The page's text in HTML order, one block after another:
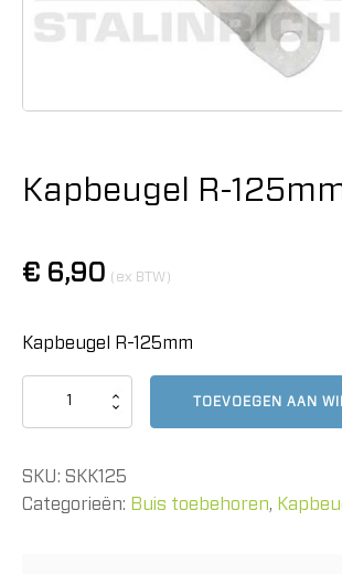
Kapbeugel R-
€ 6,90 (ex BTW)
Kapbeugel R-125mm
Kapbeugel
TOEVOEGEN AAN
SKU: SKK125
Categorieën: Buis toebehoren,